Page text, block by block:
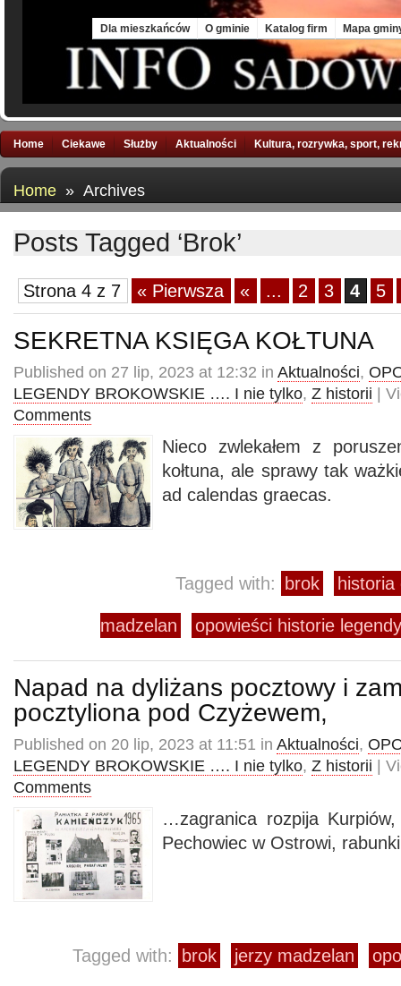
Dla mieszkańców O gminie Katalog firm Mapa
Home Ciekawe Służby Aktualności Kultura, rozrywka, sport,
Home » Archives
Posts Tagged ‘Brok’
Strona 4 z 7 « Pierwsza « ... 2 3 4 5
SEKRETNA KSIĘGA KOŁTUNA
Published on 27 lip, 2023 at 12:32 in Aktualności,
LEGENDY BROKOWSKIE …. I nie tylko, Z historii |
Comments
Nieco zwlekałem z
kołtuna, ale sprawy tak
ad calendas graecas.
Tagged with: brok
madzelan opowieści historie
Napad na dyliżans pocztowy i
pocztyliona pod Czyżewem,
Published on 20 lip, 2023 at 11:51 in Aktualności,
LEGENDY BROKOWSKIE …. I nie tylko, Z historii |
Comments
…zagranica rozpija
Pechowiec w Ostrowi,
Tagged with: brok jerzy madzelan